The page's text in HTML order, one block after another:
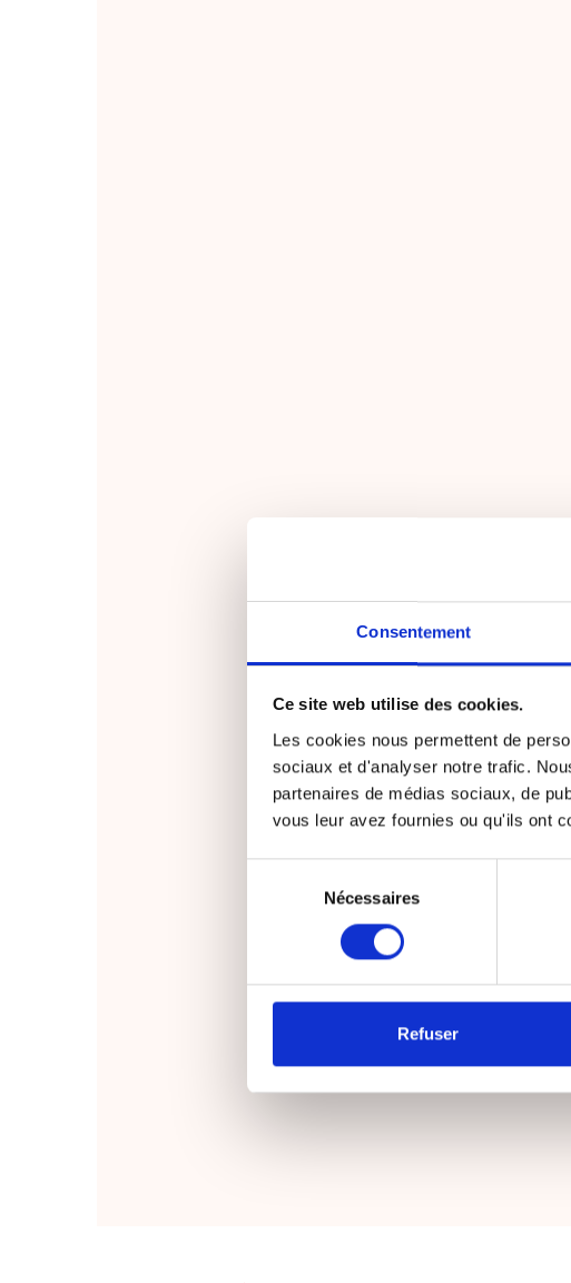
Consentement
Ce site web utilise des cookies.
Les cookies nous permettent de
sociaux et d'analyser notre trafic.
partenaires de médias sociaux, de
vous leur avez fournies ou qu'ils ont
consentement
Nécessaires
Refuser